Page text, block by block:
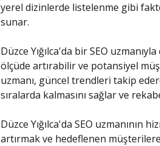
yerel dizinlerde listelenme gibi
sunar.
Düzce Yığılca'da bir SEO
ölçüde artırabilir ve potansiyel
uzmanı, güncel trendleri takip
sıralarda kalmasını sağlar ve
Düzce Yığılca'da SEO
artırmak ve hedeflenen